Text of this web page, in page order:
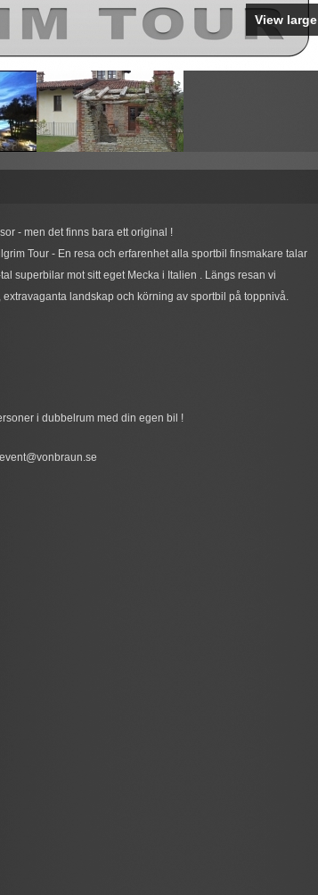
View large
- men det finns bara ett original !
Tour - En resa och erfarenhet alla sportbil finsmakare talar
superbilar mot sitt eget Mecka i Italien . Längs resan vi
landskap och körning av sportbil på toppnivå.
i dubbelrum med din egen bil !